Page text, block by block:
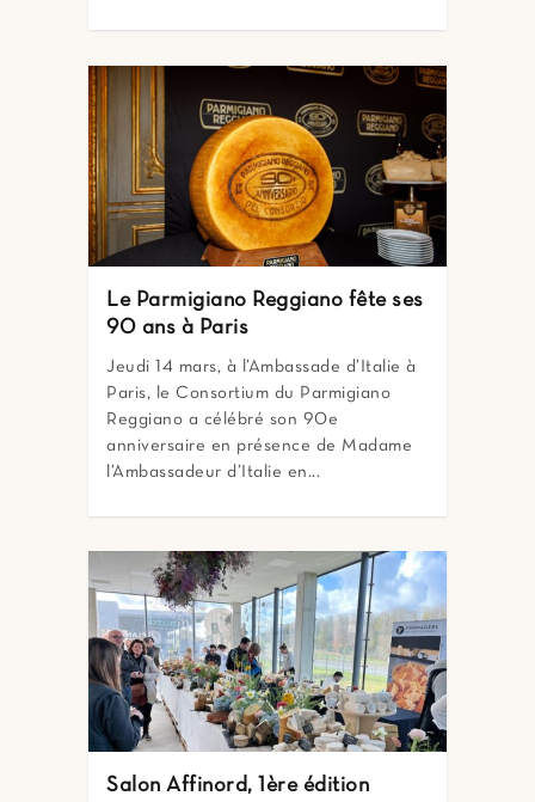
Le Parmigiano Reggiano fête ses
90 ans à Paris
Jeudi 14 mars, à l’Ambassade d’Italie à
Paris, le Consortium du Parmigiano
Reggiano a célébré son 90e
anniversaire en présence de Madame
l’Ambassadeur d’Italie en...
Salon Affinord, 1ère édition